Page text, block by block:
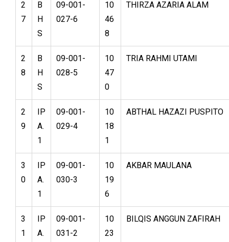
2
7
B
H
S
09-001-
027-6
10
46
8
THIRZA AZARIA ALAM
2
8
B
H
S
09-001-
028-5
10
47
0
TRIA RAHMI UTAMI
2
9
IP
A.
1
09-001-
029-4
10
18
1
ABTHAL HAZAZI PUSPITO
3
0
IP
A.
1
09-001-
030-3
10
19
6
AKBAR MAULANA
3
1
IP
A.
09-001-
031-2
10
23
BILQIS ANGGUN ZAFIRAH